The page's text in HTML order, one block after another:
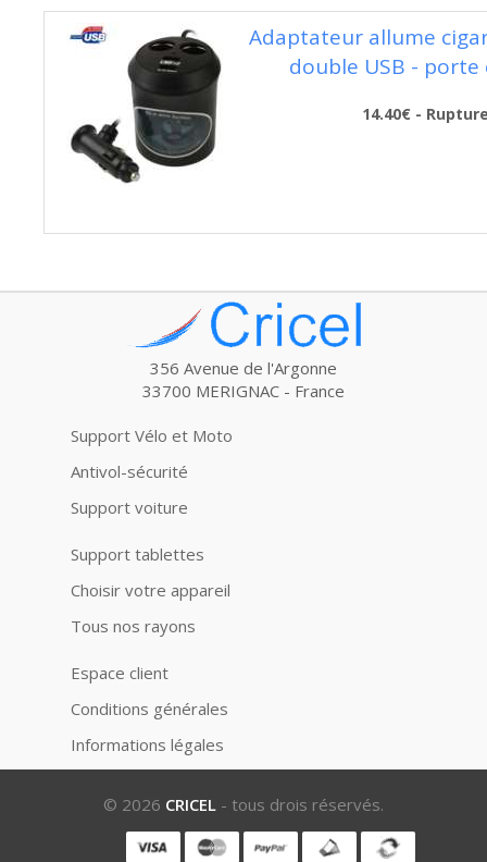
Adaptateur allume
double USB -
14.40€ -
356 Avenue de l'Argonne
33700 MERIGNAC - France
Support Vélo et Moto
Antivol-sécurité
Support voiture
Support tablettes
Choisir votre appareil
Tous nos rayons
Espace client
Conditions générales
Informations légales
© 2026 CRICEL - tous drois réservés.